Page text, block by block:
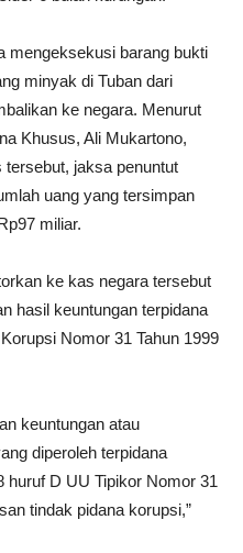
mengeksekusi barang bukti
minyak di Tuban dari
ke negara. Menurut
Khusus, Ali Mukartono,
jaksa penuntut
uang yang tersimpan
miliar.
ke kas negara tersebut
hasil keuntungan terpidana
Nomor 31 Tahun 1999
keuntungan atau
diperoleh terpidana
huruf D UU Tipikor Nomor 31
tindak pidana korupsi,”